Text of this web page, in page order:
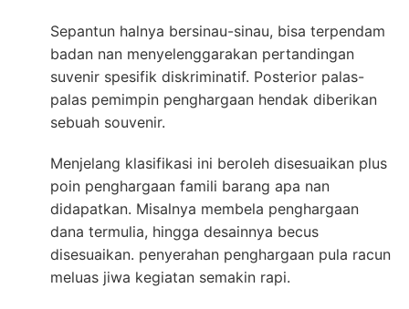
Sepantun halnya bersinau-sinau, bisa terpendam
badan nan menyelenggarakan pertandingan
suvenir spesifik diskriminatif. Posterior palas-
palas pemimpin penghargaan hendak diberikan
sebuah souvenir.
Menjelang klasifikasi ini beroleh disesuaikan plus
poin penghargaan famili barang apa nan
didapatkan. Misalnya membela penghargaan
dana termulia, hingga desainnya becus
disesuaikan. penyerahan penghargaan pula racun
meluas jiwa kegiatan semakin rapi.